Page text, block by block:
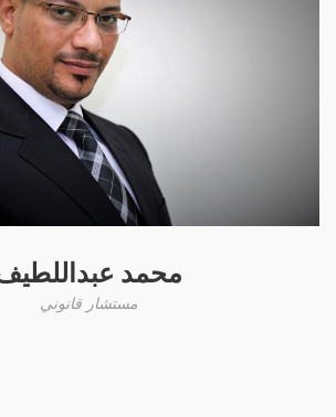
محمد
مستشار قانوني